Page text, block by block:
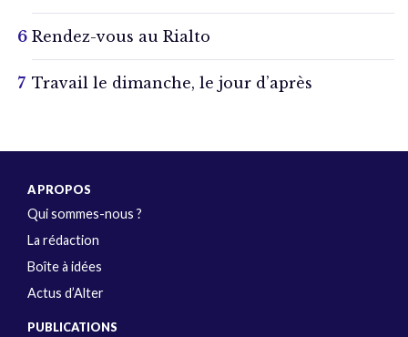
Rendez-vous au Rialto
Travail le dimanche, le jour d’après
A PROPOS
Qui sommes-nous ?
La rédaction
Boîte à idées
Actus d’Alter
PUBLICATIONS